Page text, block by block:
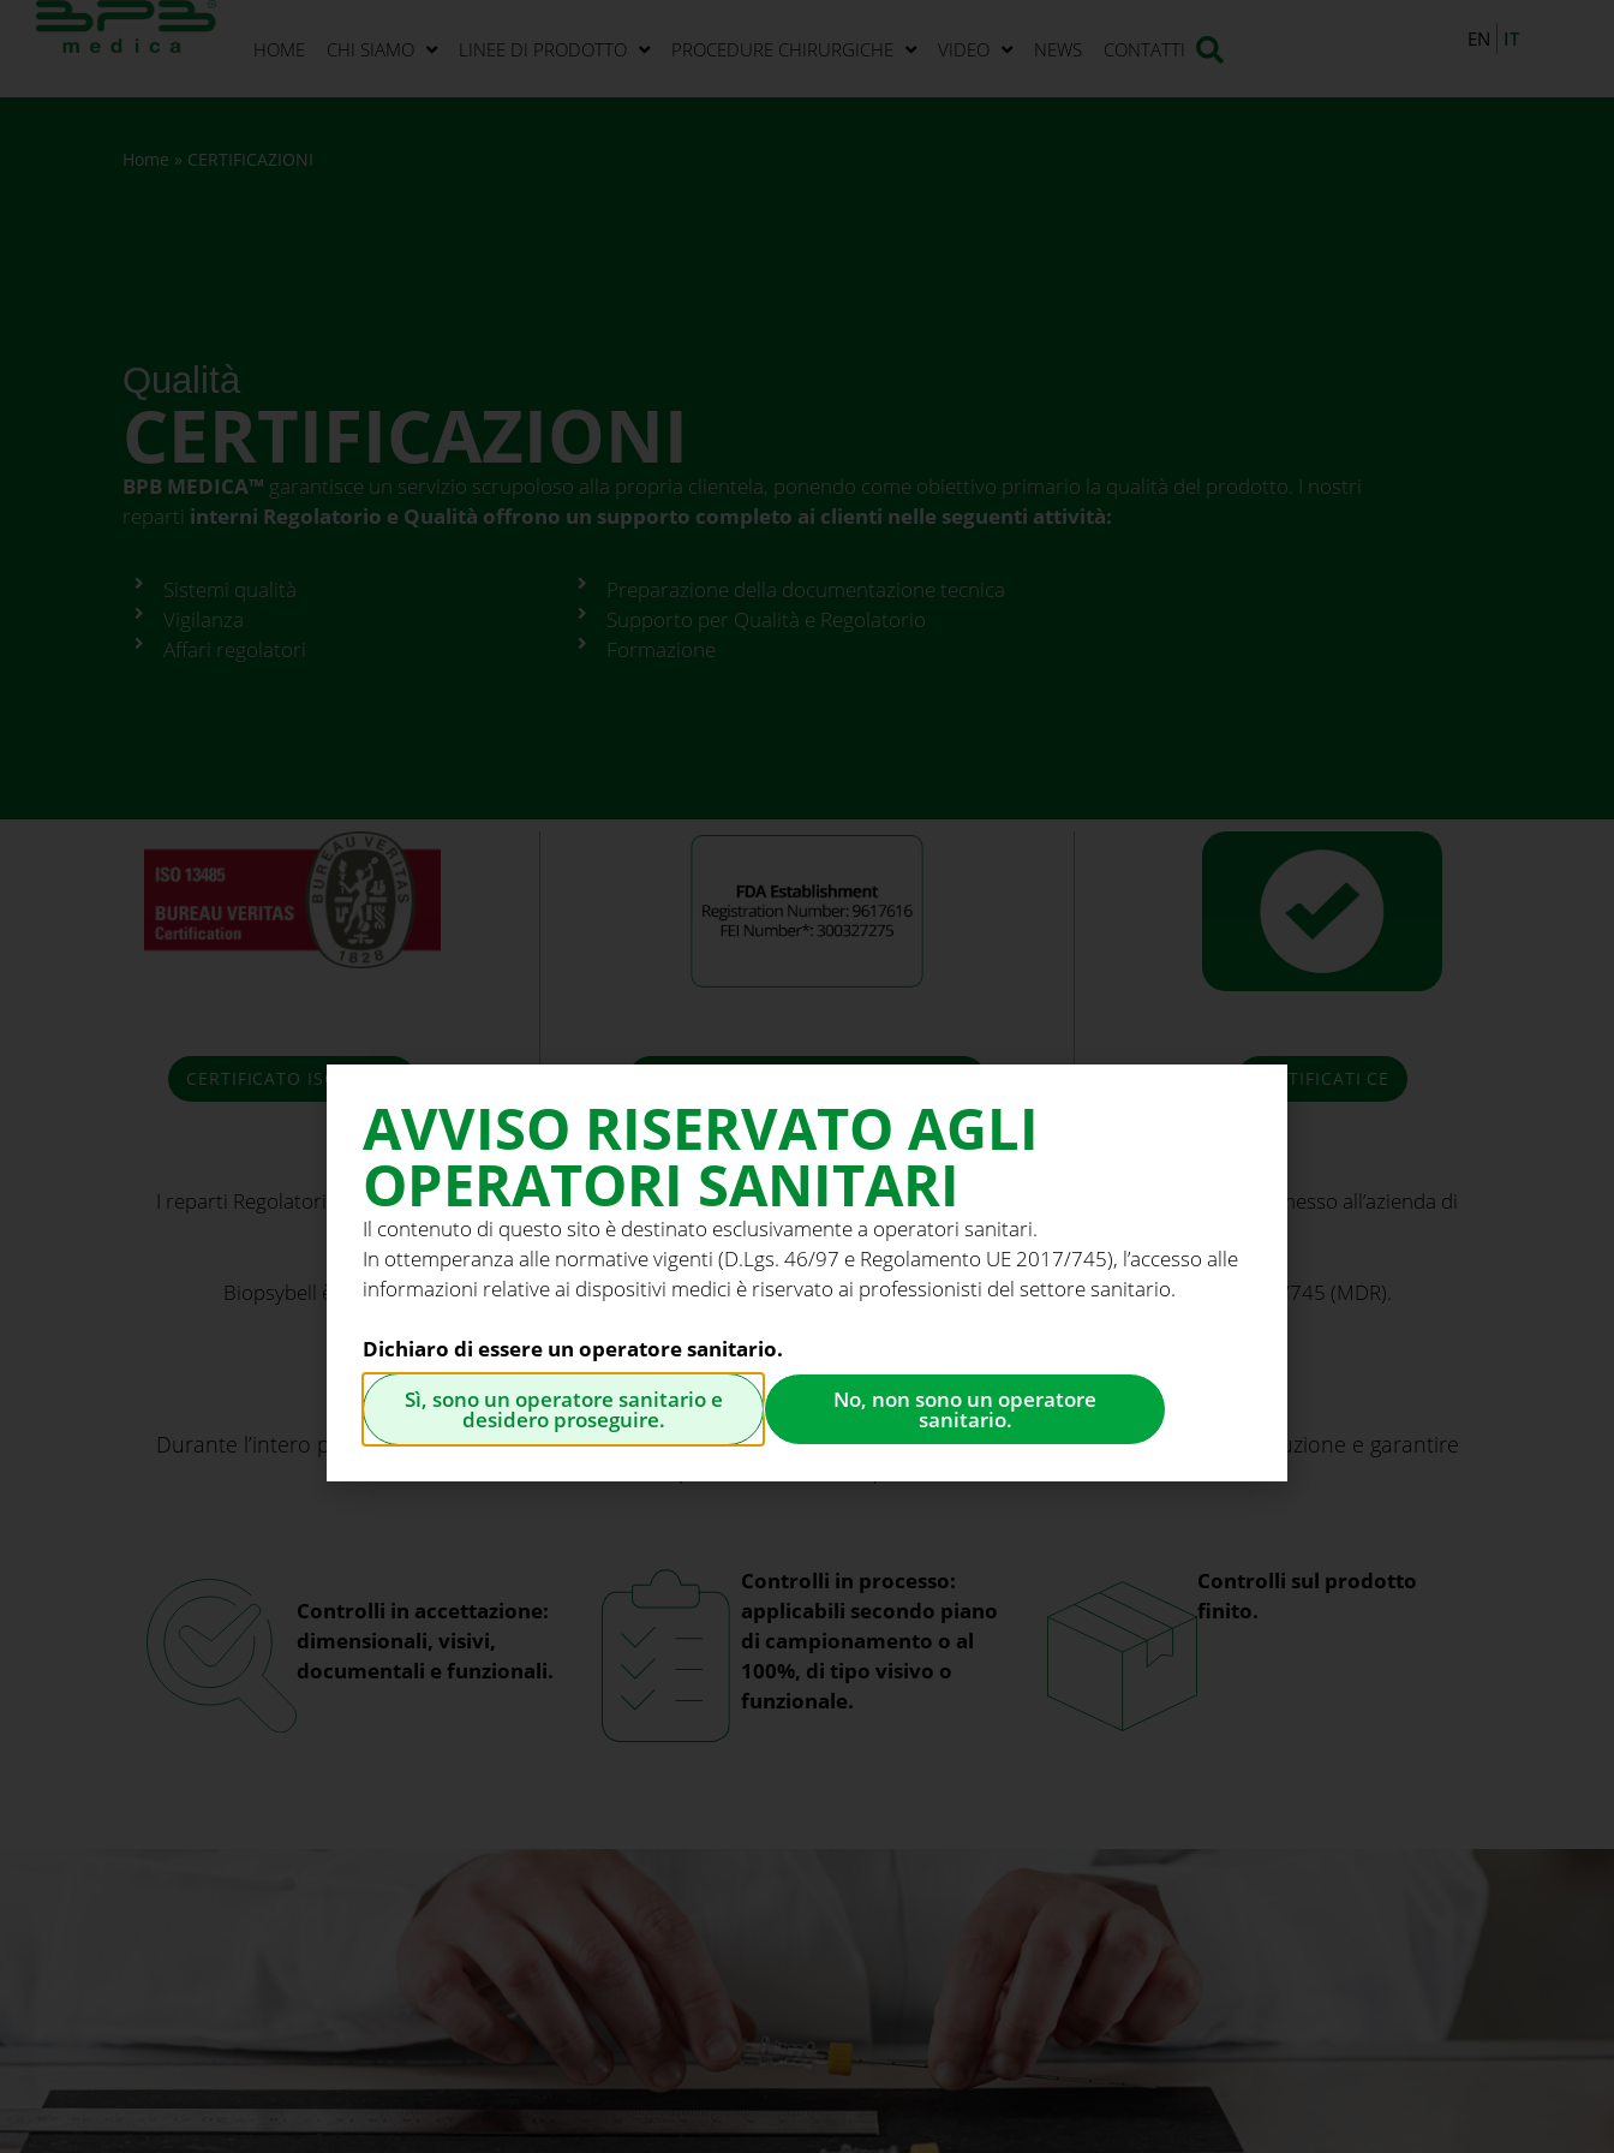
HOME CHI SIAMO LINEE DI PRODOTTO PROCEDURE CHIRURGICHE VIDEO NEWS CONTATTI EN IT
Home » CERTIFICAZIONI
Qualità
CERTIFICAZIONI
BPB MEDICA™ garantisce un servizio scrupoloso alla propria clientela, ponendo come obiettivo primario la qualità del prodotto. I nostri
reparti interni Regolatorio e Qualità offrono un supporto completo ai clienti nelle seguenti attività:
Sistemi qualità
Vigilanza
Affari regolatori
Preparazione della documentazione tecnica
Supporto per Qualità e Regolatorio
Formazione
CERTIFICATO ISO 13485 CERTIFICATI CE
I reparti Regolatorio e Qualità eseguono test rigorosi, dalle materie prime agli impianti fino al prodotto finito. Questo ha permesso all’azienda di
ottenere lecertificazioni CE, la ISO 13485 e la registrazione presso la FDA.
Biopsybell è inoltre registrata suEUDAMEDcon SRN IT-MF-000011601, come richiesto dal Regolamento (UE) 2017/745 (MDR).
Durante l’intero processo produttivo vengono eseguiti molteplici controlli con l’obiettivo di ridurre gli scarti di produzione e garantire
Controlli in accettazione:
dimensionali, visivi,
documentali e funzionali.
Controlli in processo:
applicabili secondo piano
di campionamento o al
100%, di tipo visivo o
funzionale.
Controlli sul prodotto
finito.
AVVISO RISERVATO AGLI
OPERATORI SANITARI
Il contenuto di questo sito è destinato esclusivamente a operatori sanitari.
In ottemperanza alle normative vigenti (D.Lgs. 46/97 e Regolamento UE 2017/745), l’accesso alle
informazioni relative ai dispositivi medici è riservato ai professionisti del settore sanitario.
Dichiaro di essere un operatore sanitario.
Sì, sono un operatore sanitario e
desidero proseguire.
No, non sono un operatore
sanitario.